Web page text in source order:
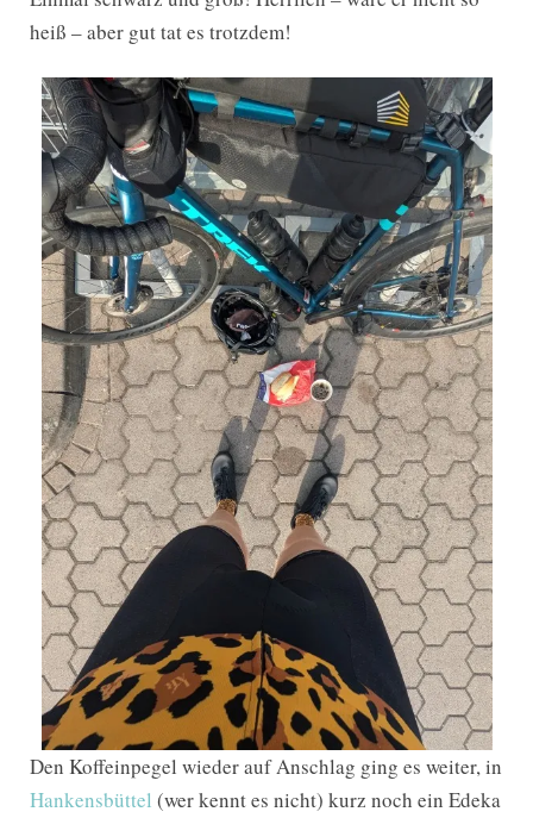
heiß – aber gut tat es trotzdem!
Den Koffeinpegel wieder auf Anschlag ging es weiter, in
Hankensbüttel (wer kennt es nicht) kurz noch ein Edeka